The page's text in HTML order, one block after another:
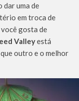
dar uma de
em troca de
gosta de
Valleyestá
outro e o melhor